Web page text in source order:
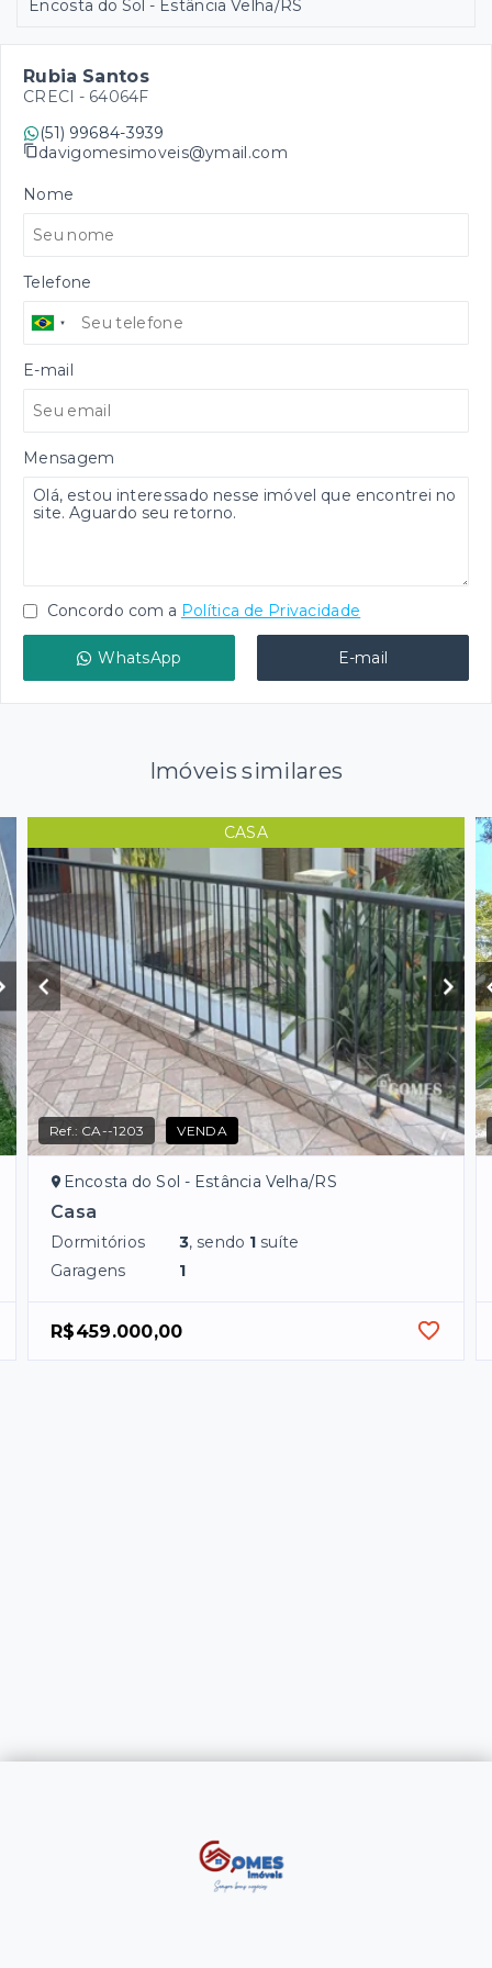
Encosta do Sol - Estância Velha/RS
Rubia Santos
CRECI - 64064F
(51) 99684-3939
davigomesimoveis@ymail.com
Nome
Telefone
E-mail
Mensagem
Concordo com a Política de Privacidade
WhatsApp E-mail
Imóveis similares
CASA
Ref.: CA--1203 VENDA
Encosta do Sol - Estância Velha/RS
Casa
Dormitórios 3, sendo 1 suíte
Garagens
1
R$459.000,00